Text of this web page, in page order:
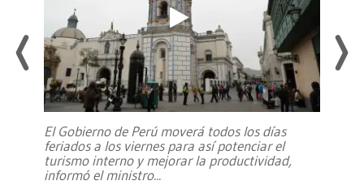
El Gobierno de Perú moverá todos los días
feriados a los viernes para así potenciar el
turismo interno y mejorar la productividad,
informó el ministro...